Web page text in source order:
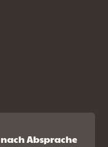
nach Absprache